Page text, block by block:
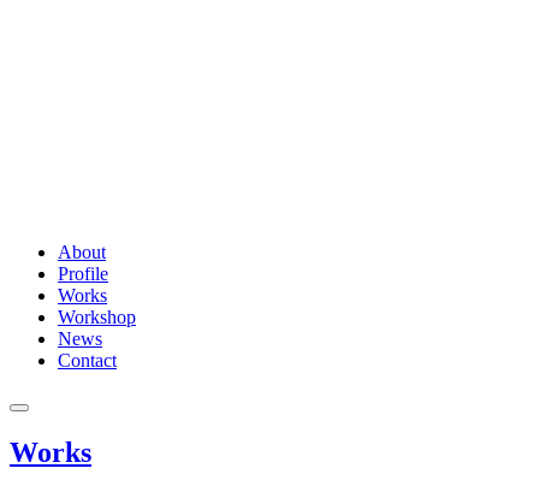
About
Profile
Works
Workshop
News
Contact
Works